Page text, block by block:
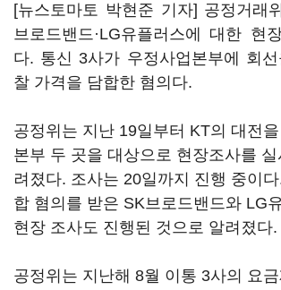
[뉴스토마토 박현준 기자] 공정거래
브로드밴드·LG유플러스에 대한 현
다. 통신 3사가 우정사업본부에 회
찰 가격을 담합한 혐의다.
공정위는 지난 19일부터 KT의 대전
본부 두 곳을 대상으로 현장조사를
려졌다. 조사는 20일까지 진행 중이
합 혐의를 받은 SK브로드밴드와 LG
현장 조사도 진행된 것으로 알려졌다.
공정위는 지난해 8월 이통 3사의 요금